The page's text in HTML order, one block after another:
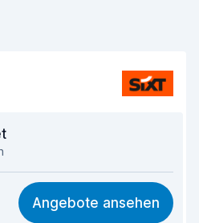
9,1
9,7
Angebote ansehen